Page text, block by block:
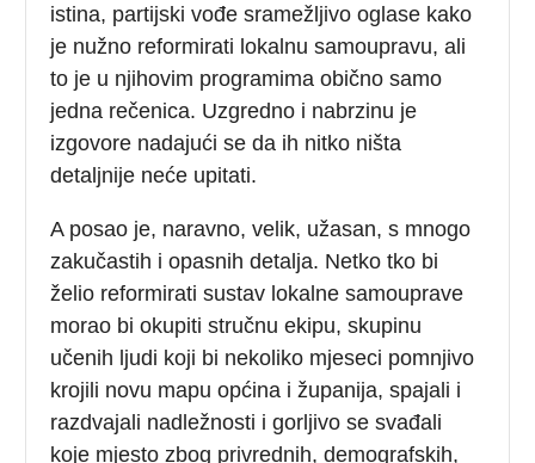
istina, partijski vođe sramežljivo oglase kako
je nužno reformirati lokalnu samoupravu, ali
to je u njihovim programima obično samo
jedna rečenica. Uzgredno i nabrzinu je
izgovore nadajući se da ih nitko ništa
detaljnije neće upitati.
A posao je, naravno, velik, užasan, s mnogo
zakučastih i opasnih detalja. Netko tko bi
želio reformirati sustav lokalne samouprave
morao bi okupiti stručnu ekipu, skupinu
učenih ljudi koji bi nekoliko mjeseci pomnjivo
krojili novu mapu općina i županija, spajali i
razdvajali nadležnosti i gorljivo se svađali
koje mjesto zbog privrednih, demografskih,